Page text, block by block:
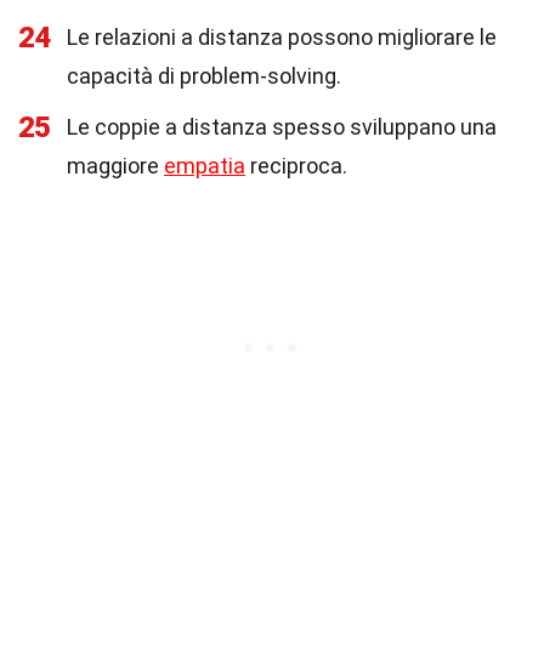
24
Le relazioni a distanza possono migliorare le
capacità di problem-solving.
25
Le coppie a distanza spesso sviluppano una
maggiore empatia reciproca.